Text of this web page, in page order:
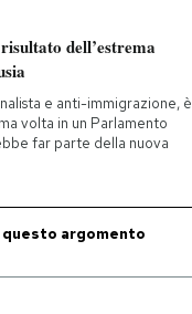
dell’estrema
e anti-immigrazione, è
volta in un Parlamento
far parte della nuova
argomento